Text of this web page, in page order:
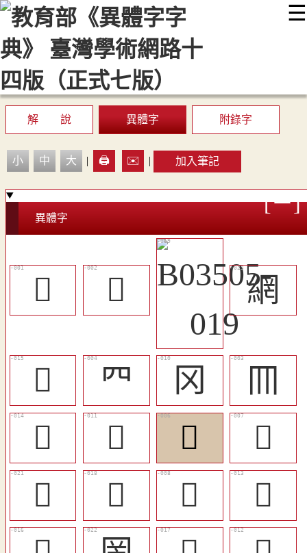
☰
::: 最新消息 常見問題 編輯說明
顯示模式
網站導覽
解 說 異體字 附錄字
小 中 大 | 🖨️ ✉️ | 加入筆記
異體字
𠕃 𠕈 網
󸖌 𦉪 冈
𦉫
󴢨
󸖊 𦉳
𦉯
󸖏
󸖎 𦉮
󸖋